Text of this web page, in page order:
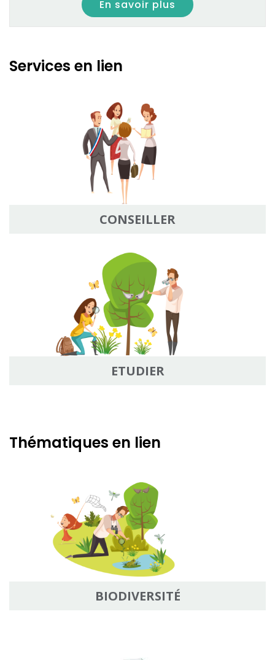
En savoir plus
Services en lien
CONSEILLER
ETUDIER
Thématiques en lien
BIODIVERSITÉ